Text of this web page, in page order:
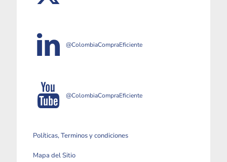
@ColombiaCompraEficiente
@ColombiaCompraEficiente
Políticas, Terminos y condiciones
Mapa del Sitio